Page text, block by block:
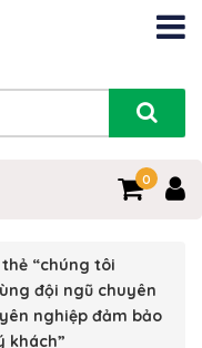
0
“chúng tôi
đội ngũ chuyên
nghiệp đảm bảo
khách”